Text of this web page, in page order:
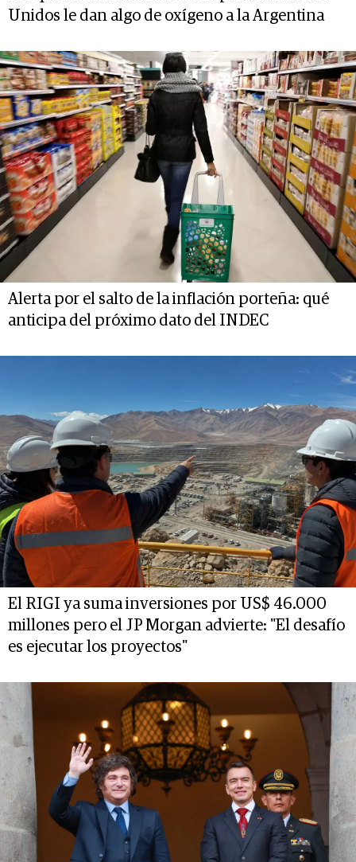
Unidos le dan algo de oxígeno a la Argentina
Alerta por el salto de la inflación porteña: qué
anticipa del próximo dato del INDEC
El RIGI ya suma inversiones por US$ 46.000
millones pero el JP Morgan advierte: "El desafío
es ejecutar los proyectos"